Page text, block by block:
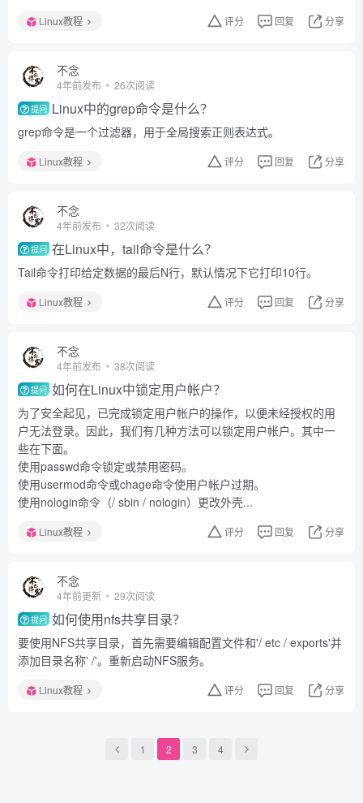
Linux教程 评分 回复 分享
不念
4年前发布 26次阅读
提问 Linux中的grep命令是什么？
grep命令是一个过滤器，用于全局搜索正则表达式。
Linux教程 评分 回复 分享
不念
4年前发布 32次阅读
提问 在Linux中，tail命令是什么？
Tail命令打印给定数据的最后N行，默认情况下它打印10行。
Linux教程 评分 回复 分享
不念
4年前发布 38次阅读
提问 如何在Linux中锁定用户帐户？
为了安全起见，已完成锁定用户帐户的操作，以便未经授权的用
户无法登录。因此，我们有几种方法可以锁定用户帐户。其中一
些在下面。
使用passwd命令锁定或禁用密码。
使用usermod命令或chage命令使用户帐户过期。
使用nologin命令（/ sbin / nologin）更改外壳...
Linux教程 评分 回复 分享
不念
4年前更新 29次阅读
提问 如何使用nfs共享目录？
要使用NFS共享目录，首先需要编辑配置文件和'/ etc / exports'并
添加目录名称' /'。重新启动NFS服务。
Linux教程 评分 回复 分享
1 2 3 4